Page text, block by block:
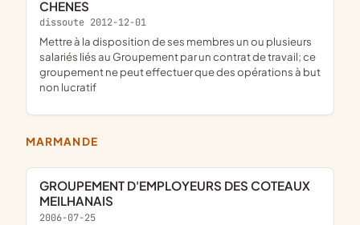
CHENES
dissoute 2012-12-01
mettre à la disposition de ses membres un ou plusieurs
salariés liés au Groupement par un contrat de travail; ce
groupement ne peut effectuer que des opérations à but
non lucratif
MARMANDE
GROUPEMENT D'EMPLOYEURS DES COTEAUX
MEILHANAIS
2006-07-25